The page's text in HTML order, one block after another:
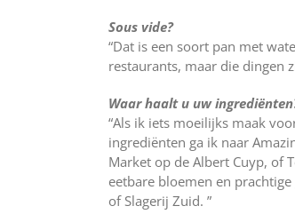
Sous vide?
“Dat is een soort pan met
restaurants, maar die dingen
Waar haalt u uw
“Als ik iets moeilijks maak
ingrediënten ga ik naar
Market op de Albert Cuyp, of
eetbare bloemen en
of Slagerij Zuid. ”